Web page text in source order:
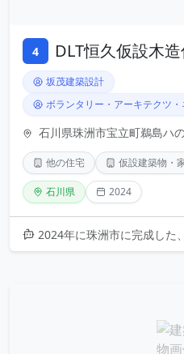
4 DLT恒久仮設木
坂茂建築設計
ボランタリー・アーキテクツ・
石川県珠洲市宝立町鵜島ハ
他の住宅 仮設建築物・
石川県 2024
2024年に珠洲市に完成した、坂茂とボランタリー・アーキテクツ・ネットワークによる協働プ